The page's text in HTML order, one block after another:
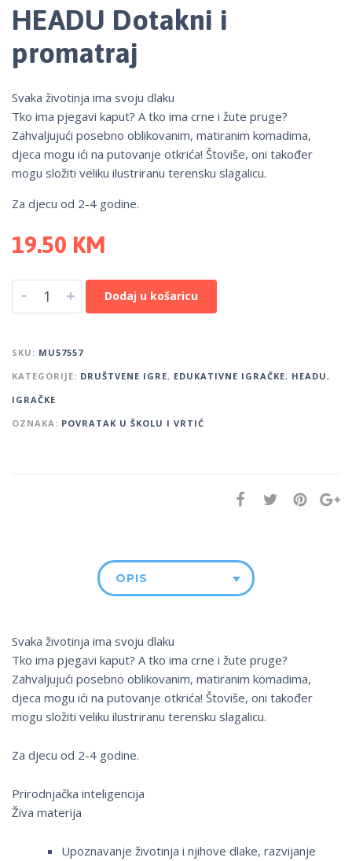
HEADU Dotakni i
promatraj
Svaka životinja ima svoju dlaku
Tko ima pjegavi kaput? A tko ima crne i žute pruge?
Zahvaljujući posebno oblikovanim, matiranim komadima,
djeca mogu ići na putovanje otkrića! Štoviše, oni također
mogu složiti veliku ilustriranu terensku slagalicu.
Za djecu od 2-4 godine.
19.50 KM
- + Dodaj u košaricu
SKU: MU57557
KATEGORIJE: DRUŠTVENE IGRE, EDUKATIVNE IGRAČKE, HEADU,
IGRAČKE
OZNAKA: POVRATAK U ŠKOLU I VRTIĆ
OPIS
Svaka životinja ima svoju dlaku
Tko ima pjegavi kaput? A tko ima crne i žute pruge?
Zahvaljujući posebno oblikovanim, matiranim komadima,
djeca mogu ići na putovanje otkrića! Štoviše, oni također
mogu složiti veliku ilustriranu terensku slagalicu.
Za djecu od 2-4 godine.
Prirodnjačka inteligencija
Živa materija
Upoznavanje životinja i njihove dlake, razvijanje